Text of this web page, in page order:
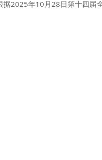
2025年10月28日第十四届